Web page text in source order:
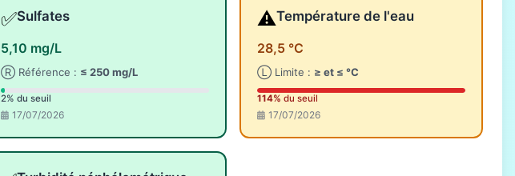
✅Sulfates
5,10 mg/L
Ⓡ Référence : ≤ 250 mg/L
2% du seuil
17/07/2026
⚠️Température de l'eau
28,5 °C
Ⓛ Limite : ≥ et ≤ °C
114% du seuil
17/07/2026